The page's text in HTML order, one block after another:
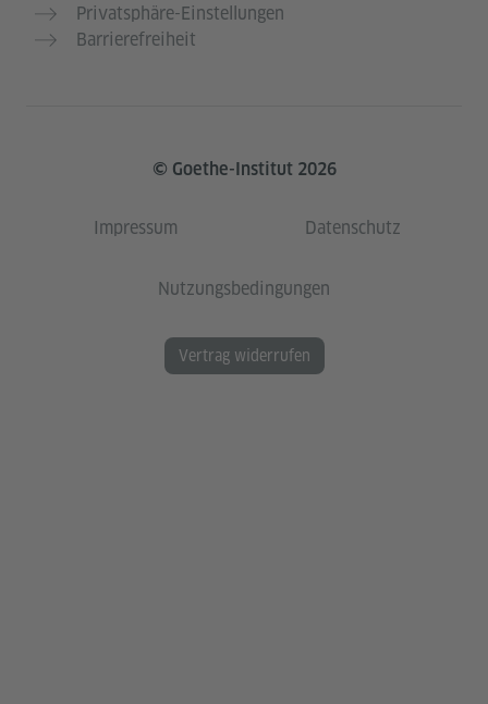
Privatsphäre-Einstellungen
Barrierefreiheit
© Goethe-Institut 2026
Impressum Datenschutz
Nutzungsbedingungen
Vertrag widerrufen